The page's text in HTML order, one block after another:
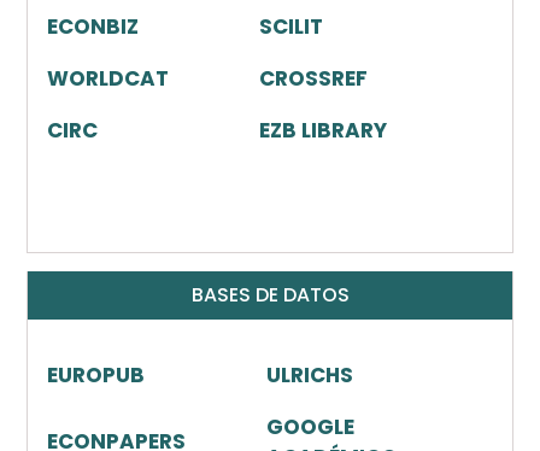
ECONBIZ
SCILIT
WORLDCAT
CROSSREF
CIRC
EZB LIBRARY
BASES DE DATOS
EUROPUB ULRICHS
ECONPAPERS
GOOGLE